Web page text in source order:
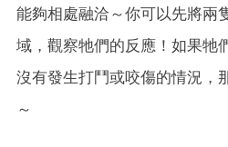
能夠相處融洽～你可以先將兩
域，觀察牠們的反應！如果牠
沒有發生打鬥或咬傷的情況，
～